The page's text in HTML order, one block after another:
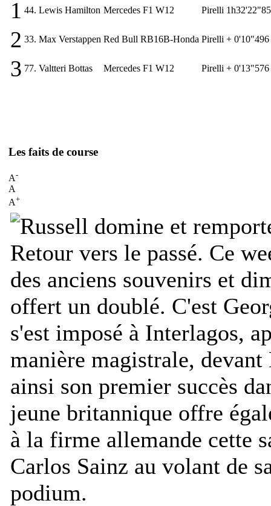
1 44. Lewis Hamilton Mercedes F1 W12 Pirelli
2 33. Max Verstappen Red Bull RB16B-Honda Pirelli + 0'10"496
3 77. Valtteri Bottas Mercedes F1 W12 Pirelli + 0'13"576
Les faits de course
A-
A
A+
Retour vers le passé. Ce
des anciens souvenirs et
offert un doublé. C'est
s'est imposé à Interlagos,
manière magistrale,
ainsi son premier succès
jeune britannique offre
à la firme allemande cette
Carlos Sainz au volant de
podium.